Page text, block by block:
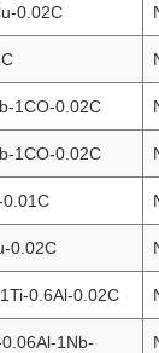
0.02C
1CO-0.02C
1CO-0.02C
0.01C
0.02C
1Ti-0.6Al-0.02C
0.06Al-1Nb-